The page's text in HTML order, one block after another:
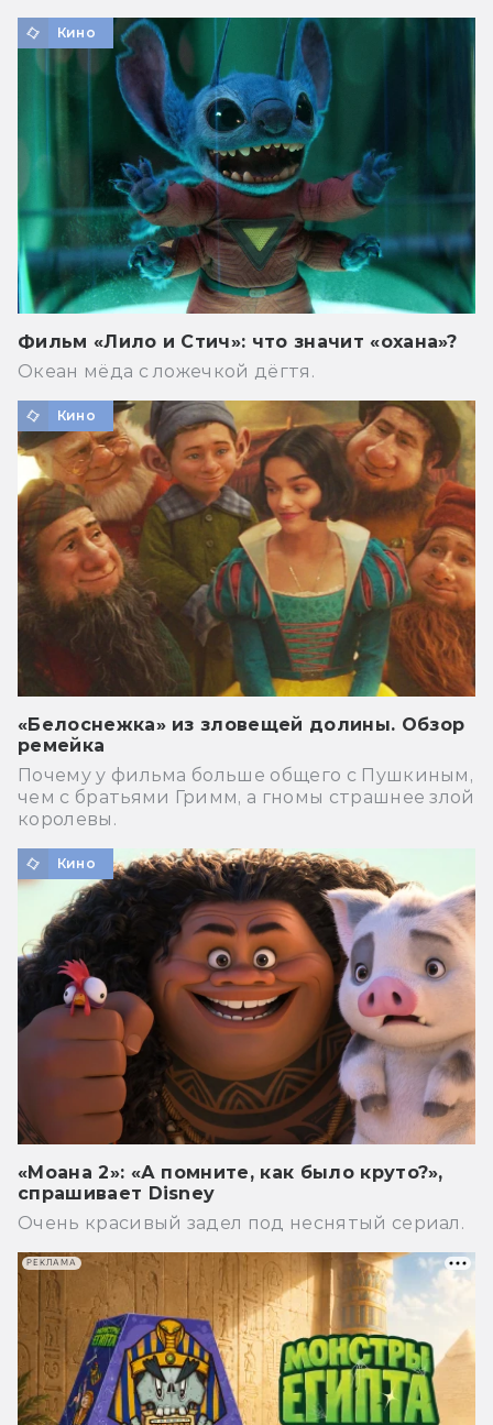
Кино
Фильм «Лило и Стич»: что значит «охана»?
Океан мёда с ложечкой дёгтя.
Кино
«Белоснежка» из зловещей долины. Обзор
ремейка
Почему у фильма больше общего с Пушкиным,
чем с братьями Гримм, а гномы страшнее злой
королевы.
Кино
«Моана 2»: «А помните, как было круто?»,
спрашивает Disney
Очень красивый задел под неснятый сериал.
РЕКЛАМА